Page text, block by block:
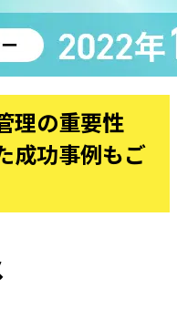
理の重要性
成功事例もご